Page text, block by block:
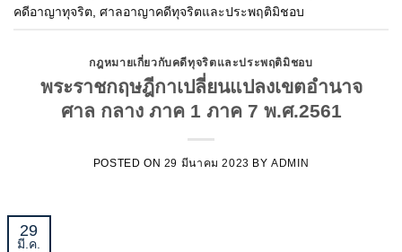
คดีอาญาทุจริต ศาลอาญาคดีทุจริตและประพฤติมิชอบ
กฎหมายเกี่ยวกับคดีทุจริตและประพฤติมิชอบ
พระราชกฤษฎีกาเปลี่ยนแปลงเขตอำนาจ
ศาล กลาง ภาค 1 ภาค 7 พ.ศ.2561
POSTED ON 29 มีนาคม 2023 BYADMIN
29
มี.ค.